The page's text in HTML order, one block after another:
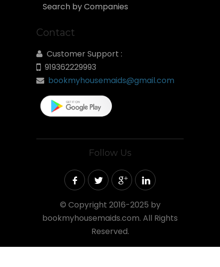
Search by Companies
Contact
Customer Support :
919362229993
bookmyhousemaids@gmail.com
Follow Us
© Copyright 2016-2025 by
bookmyhousemaids.com. All Rights
Reserved.